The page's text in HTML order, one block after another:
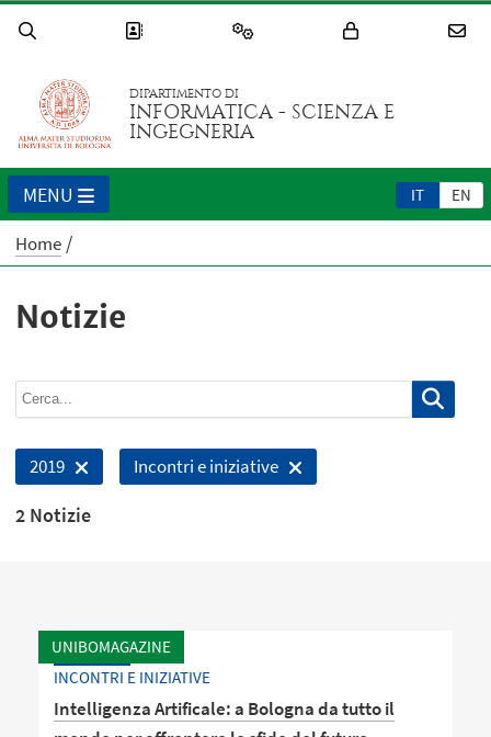
DIPARTIMENTO DI
INFORMATICA - SCIENZA E
INGEGNERIA
IT EN
MENU
Home
Notizie
2019 Incontri e iniziative
2 Notizie
UNIBOMAGAZINE
INCONTRI E INIZIATIVE
Intelligenza Artificale: a Bologna da tutto il